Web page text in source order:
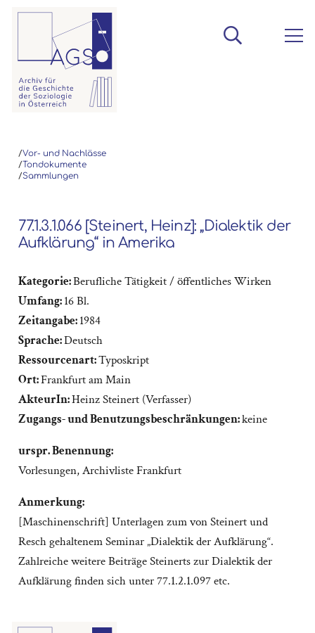
/Vor- und Nachlässe
/Tondokumente
/Sammlungen
77.1.3.1.066 [Steinert, Heinz]: „Dialektik der
Aufklärung“ in Amerika
Kategorie:Berufliche Tätigkeit / öffentliches Wirken
Umfang:16 Bl.
Zeitangabe:1984
Sprache:Deutsch
Ressourcenart:Typoskript
Ort:Frankfurt am Main
AkteurIn:Heinz Steinert (Verfasser)
Zugangs- und Benutzungsbeschränkungen:keine
urspr. Benennung:
Vorlesungen, Archivliste Frankfurt
Anmerkung:
[Maschinenschrift] Unterlagen zum von Steinert und
Resch gehaltenem Seminar „Dialektik der Aufklärung“.
Zahlreiche weitere Beiträge Steinerts zur Dialektik der
Aufklärung finden sich unter 77.1.2.1.097 etc.